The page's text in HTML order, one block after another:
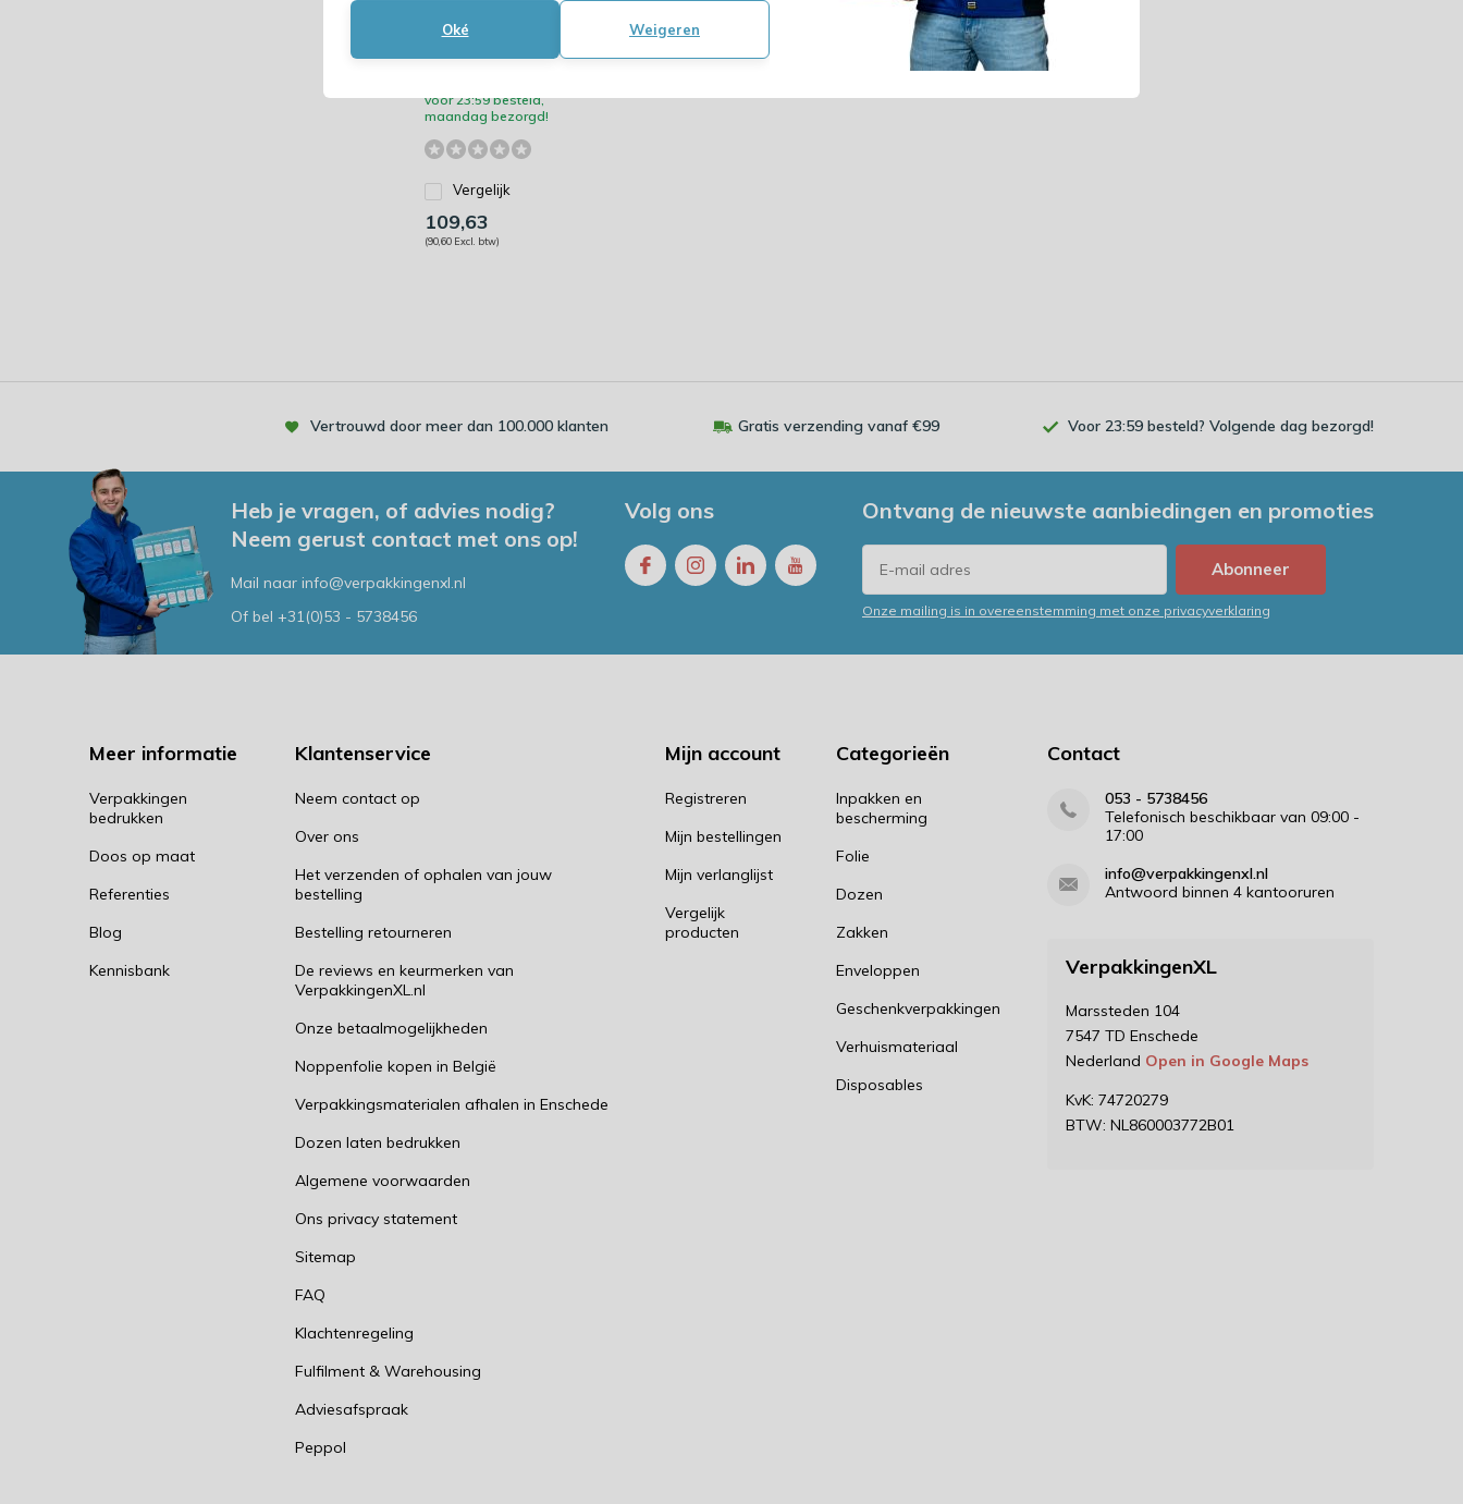
Oké Weigeren
mm A4 - Bundel
met 120 witte
vóór 23:59 besteld,
maandag bezorgd!
Vergelijk
109,63
(90,60 Excl. btw)
Vertrouwd door meer dan 100.000 klanten Gratis verzending vanaf €99 Voor 23:59 besteld? Volgende dag bezorgd!
Heb je vragen, of advies nodig?
Neem gerust contact met ons op!
Mail naar info@verpakkingenxl.nl
Of bel +31(0)53 - 5738456
Volg ons Ontvang de nieuwste aanbiedingen en promoties
Abonneer
Onze mailing is in overeenstemming met onze privacyverklaring
Meer informatie
Verpakkingen
bedrukken
Doos op maat
Referenties
Blog
Kennisbank
Klantenservice
Neem contact op
Over ons
Het verzenden of ophalen van jouw
bestelling
Bestelling retourneren
De reviews en keurmerken van
VerpakkingenXL.nl
Onze betaalmogelijkheden
Noppenfolie kopen in België
Verpakkingsmaterialen afhalen in Enschede
Dozen laten bedrukken
Algemene voorwaarden
Ons privacy statement
Sitemap
FAQ
Klachtenregeling
Fulfilment & Warehousing
Adviesafspraak
Peppol
Mijn account
Registreren
Mijn bestellingen
Mijn verlanglijst
Vergelijk
producten
Categorieën
Inpakken en
bescherming
Folie
Dozen
Zakken
Enveloppen
Geschenkverpakkingen
Verhuismateriaal
Disposables
Contact
053 - 5738456
Telefonisch beschikbaar van 09:00 -
17:00
info@verpakkingenxl.nl
Antwoord binnen 4 kantooruren
VerpakkingenXL
Marssteden 104
7547 TD Enschede
Nederland Open in Google Maps
KvK: 74720279
BTW: NL860003772B01